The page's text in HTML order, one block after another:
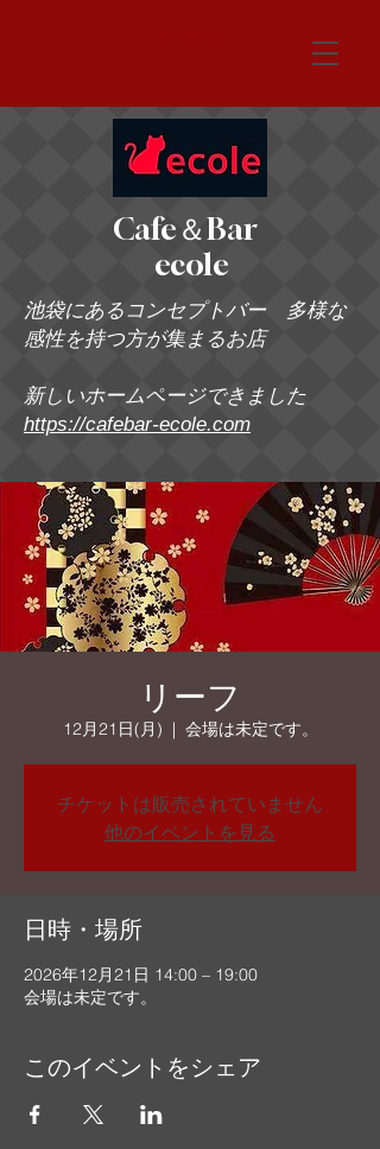
Cafe＆Bar
ecole
池袋にあるコンセプトバー 多様な
感性を持つ方が集まるお店
新しいホームページできました
https://cafebar-ecole.com
リーフ
12月21日(月)
  |
会場は未定です。
チケットは販売されていません
他のイベントを見る
日時・場所
2026年12月21日 14:00 – 19:00
会場は未定です。
このイベントをシェア